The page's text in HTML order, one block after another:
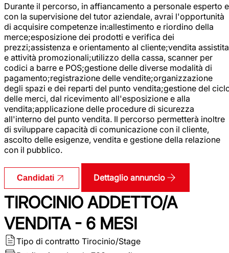
Durante il percorso, in affiancamento a personale esperto e
con la supervisione del tutor aziendale, avrai l'opportunità
di acquisire competenze in:allestimento e riordino della
merce;esposizione dei prodotti e verifica dei
prezzi;assistenza e orientamento al cliente;vendita assistita
e attività promozionali;utilizzo della cassa, scanner per
codici a barre e POS;gestione delle diverse modalità di
pagamento;registrazione delle vendite;organizzazione
degli spazi e dei reparti del punto vendita;gestione del
delle merci, dal ricevimento all'esposizione e alla
vendita;applicazione delle procedure di sicurezza
all'interno del punto vendita. Il percorso permetterà inoltre
di sviluppare capacità di comunicazione con il cliente,
ascolto delle esigenze, vendita e gestione della relazione
con il pubblico.
Candidati Dettaglio annuncio
TIROCINIO ADDETTO/A
VENDITA - 6 MESI
Tipo di contratto Tirocinio/Stage